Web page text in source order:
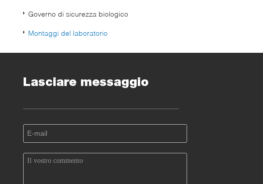
Governo di sicurezza biologico
Montaggi del laboratorio
Lasciare messaggio